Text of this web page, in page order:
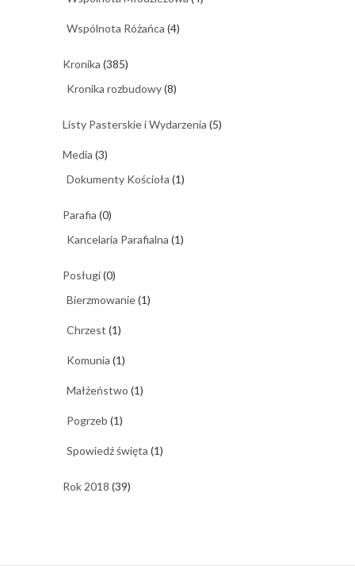
Wspólnota Różańca (4)
Kronika (385)
Kronika rozbudowy(8)
Listy Pasterskie i Wydarzenia (5)
Media (3)
Dokumenty Kościoła (1)
Parafia (0)
Kancelaria Parafialna (1)
Posługi(0)
Bierzmowanie(1)
Chrzest (1)
Komunia (1)
Małżeństwo (1)
Pogrzeb (1)
Spowiedź święta (1)
Rok 2018 (39)